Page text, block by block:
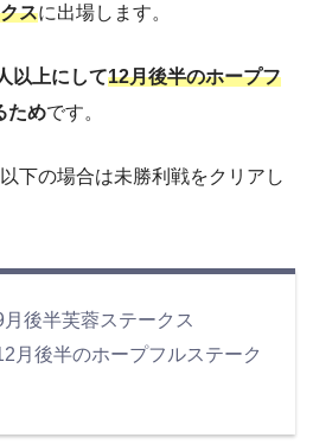
スに出場します。
以上にして12月後半のホープフ
ためです。
下の場合は未勝利戦をクリアし
後半芙蓉ステークス
月後半のホープフルステーク